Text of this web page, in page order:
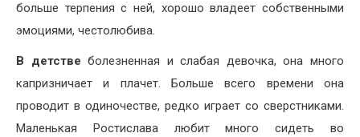
больше терпения с ней, хорошо владеет собственными
эмоциями, честолюбива.
В детстве болезненная и слабая девочка, она много
капризничает и плачет. Больше всего времени она
проводит в одиночестве, редко играет со сверстниками.
Маленькая Ростислава любит много сидеть во